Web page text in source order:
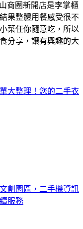
商圈新開店是李掌櫃
果整體用餐感受很不
菜任你隨意吃，所以
分享，讓有興趣的大
大整理！您的二手衣
創園區，二手機資訊
服務